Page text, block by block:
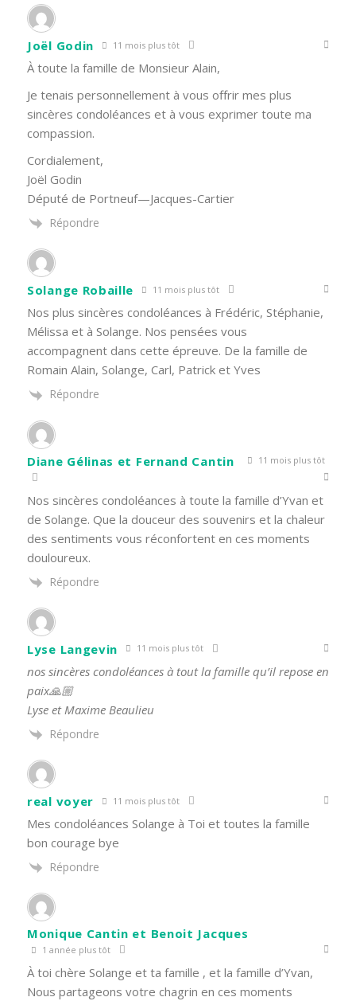
Joël Godin 11 mois plus tôt
À toute la famille de Monsieur Alain,
Je tenais personnellement à vous offrir mes plus
sincères condoléances et à vous exprimer toute ma
compassion.
Cordialement,
Joël Godin
Député de Portneuf—Jacques-Cartier
Répondre
Solange Robaille 11 mois plus tôt
Nos plus sincères condoléances à Frédéric, Stéphanie,
Mélissa et à Solange. Nos pensées vous
accompagnent dans cette épreuve. De la famille de
Romain Alain, Solange, Carl, Patrick et Yves
Répondre
Diane Gélinas et Fernand Cantin 11 mois plus tôt
Nos sincères condoléances à toute la famille d’Yvan et
de Solange. Que la douceur des souvenirs et la chaleur
des sentiments vous réconfortent en ces moments
douloureux.
Répondre
Lyse Langevin 11 mois plus tôt
nos sincères condoléances à tout la famille qu’il repose en
paix🙏🏼
Lyse et Maxime Beaulieu
Répondre
real voyer 11 mois plus tôt
Mes condoléances Solange à Toi et toutes la famille
bon courage bye
Répondre
Monique Cantin et Benoit Jacques
1 année plus tôt
À toi chère Solange et ta famille , et la famille d’Yvan,
Nous partageons votre chagrin en ces moments